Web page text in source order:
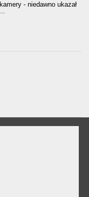
- niedawno ukazał